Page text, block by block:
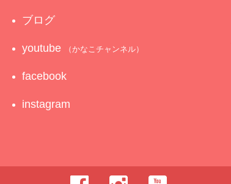
ブログ
youtube （かなこチャンネル）
facebook
instagram